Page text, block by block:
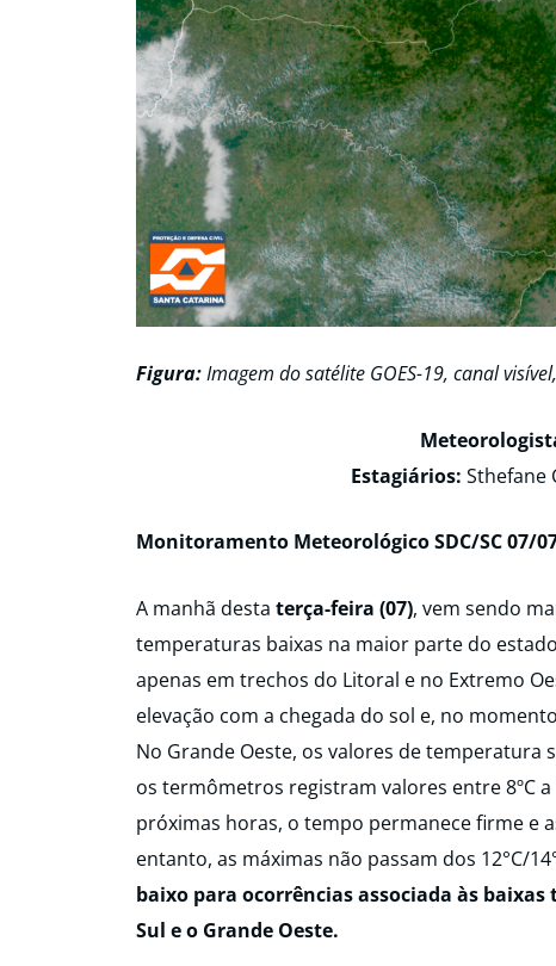
Figura:Imagem do satélite GOES-19, canal
Estagiários: Sthefane
Monitoramento Meteorológico SDC/SC 07/
A manhã desta terça-feira (07), vem sendo
temperaturas baixas na maior parte do
apenas em trechos do Litoral e no Extremo
elevação com a chegada do sol e, no
No Grande Oeste, os valores de temperatura
os termômetros registram valores entre 8ºC a
próximas horas, o tempo permanece firme e
entanto, as máximas não passam dos 12°C/
baixo para ocorrências associada às
Sul e o Grande Oeste.